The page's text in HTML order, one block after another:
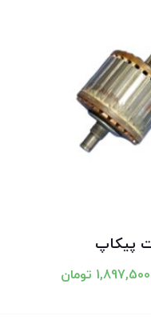
پیکاپ
1,897,500 تومان